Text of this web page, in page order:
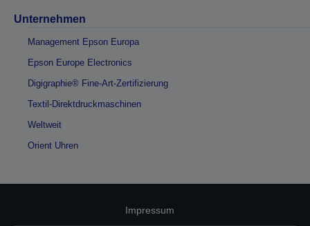
Unternehmen
Management Epson Europa
Epson Europe Electronics
Digigraphie® Fine-Art-Zertifizierung
Textil-Direktdruckmaschinen
Weltweit
Orient Uhren
Impressum